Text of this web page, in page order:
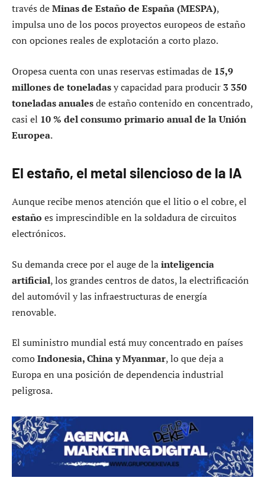
través deMinas de Estaño de España (MESPA),
impulsa uno de los pocos proyectos europeos de estaño
con opciones reales de explotación a corto plazo.
Oropesa cuenta con unas reservas estimadas de 15,9
millones de toneladasy capacidad para producir 3 350
toneladas anualesde estaño contenido en concentrado,
casi el 10 % del consumo primario anual de la Unión
Europea.
El estaño, el metal silencioso de la IA
Aunque recibe menos atención que el litio o el cobre, el
estaño es imprescindible en la soldadura de circuitos
electrónicos.
Su demanda crece por el auge de lainteligencia
artificial, los grandes centros de datos, la electrificación
del automóvil y las infraestructuras de energía
renovable.
El suministro mundial está muy concentrado en países
comoIndonesia, China y Myanmar, lo que deja a
Europa en una posición de dependencia industrial
peligrosa.